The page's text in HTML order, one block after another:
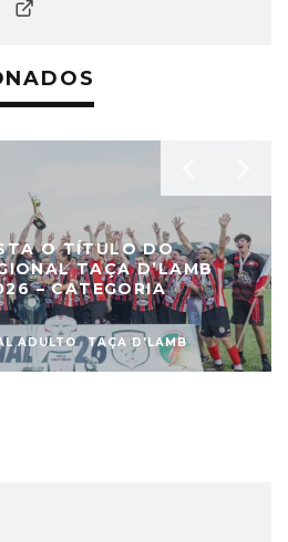
O TÍTULO DO
TAÇA D’LAMB
– CATEGORIA
ADULTO TAÇA D'LAMB